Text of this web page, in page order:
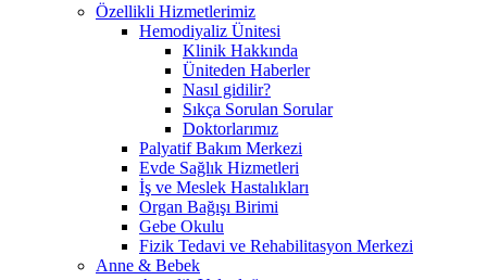
Özellikli Hizmetlerimiz
Hemodiyaliz Ünitesi
Klinik Hakkında
Üniteden Haberler
Nasıl gidilir?
Sıkça Sorulan Sorular
Doktorlarımız
Palyatif Bakım Merkezi
Evde Sağlık Hizmetleri
İş ve Meslek Hastalıkları
Organ Bağışı Birimi
Gebe Okulu
Fizik Tedavi ve Rehabilitasyon Merkezi
Anne & Bebek